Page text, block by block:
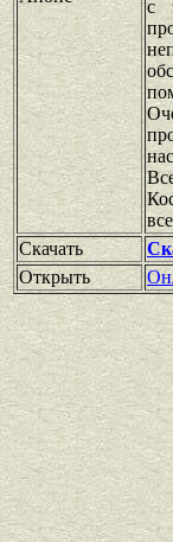
с
Скачать
Открыть